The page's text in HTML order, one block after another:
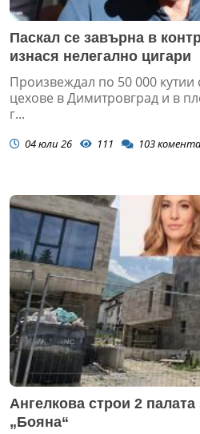
Паскал се завърна в
изнася нелегално цигари
Произвеждал по 50 000
цехове в Димитровград и в
г...
04 юли 26 111 103
Ангелкова строи 2
„Бояна“